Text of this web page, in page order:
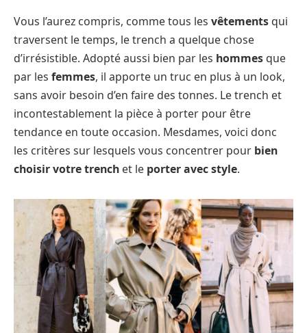
Vous l’aurez compris, comme tous les vêtements qui
traversent le temps, le trench a quelque chose
d’irrésistible. Adopté aussi bien par les hommes que
par les femmes, il apporte un truc en plus à un look,
sans avoir besoin d’en faire des tonnes. Le trench et
incontestablement la pièce à porter pour être
tendance en toute occasion. Mesdames, voici donc
les critères sur lesquels vous concentrer pour bien
choisir votre trench et le porter avec style.